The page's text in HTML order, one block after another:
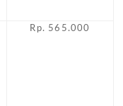
Rp. 565.000